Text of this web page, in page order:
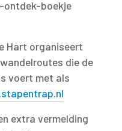
ontdek-boekje
Hart organiseert
die de
voert met als
extra vermelding